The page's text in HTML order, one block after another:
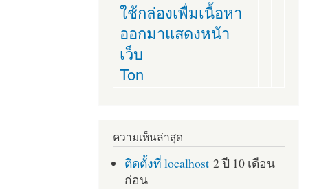
ใช้กล่องเพื่มเนื้อหา
ออกมาแสดงหน้า
เว็บ
Ton
ความเห็นล่าสุด
ติดตั้งที่ localhost 2 ปี 10 เดือน
ก่อน